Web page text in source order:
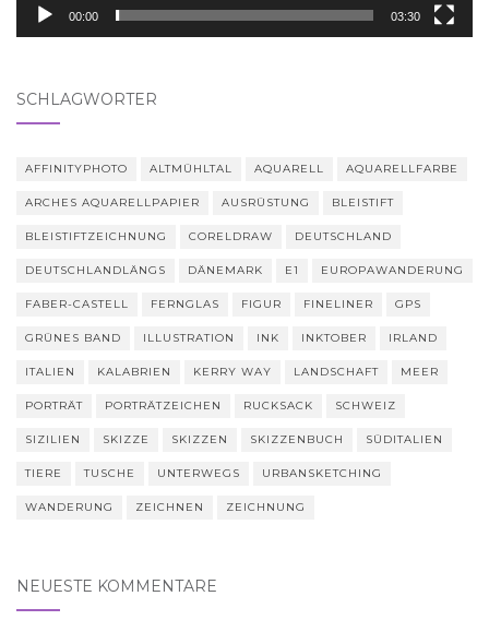
00:00 03:30
SCHLAGWÖRTER
AFFINITYPHOTO ALTMÜHLTAL AQUARELL AQUARELLFARBE
ARCHES AQUARELLPAPIER AUSRÜSTUNG BLEISTIFT
BLEISTIFTZEICHNUNG CORELDRAW DEUTSCHLAND
DEUTSCHLANDLÄNGS DÄNEMARK E1 EUROPAWANDERUNG
FABER-CASTELL FERNGLAS FIGUR FINELINER GPS
GRÜNES BAND ILLUSTRATION INK INKTOBER IRLAND
ITALIEN KALABRIEN KERRY WAY LANDSCHAFT MEER
PORTRÄT PORTRÄTZEICHEN RUCKSACK SCHWEIZ
SIZILIEN SKIZZE SKIZZEN SKIZZENBUCH SÜDITALIEN
TIERE TUSCHE UNTERWEGS URBANSKETCHING
WANDERUNG ZEICHNEN ZEICHNUNG
NEUESTE KOMMENTARE